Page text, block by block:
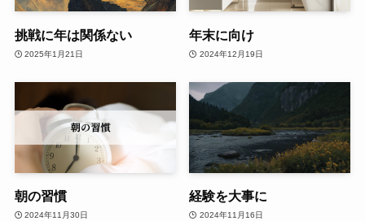
挑戦に年は関係ない
2025年1月21日
年末に向け
2024年12月19日
朝の習慣
2024年11月30日
経験を大事に
2024年11月16日